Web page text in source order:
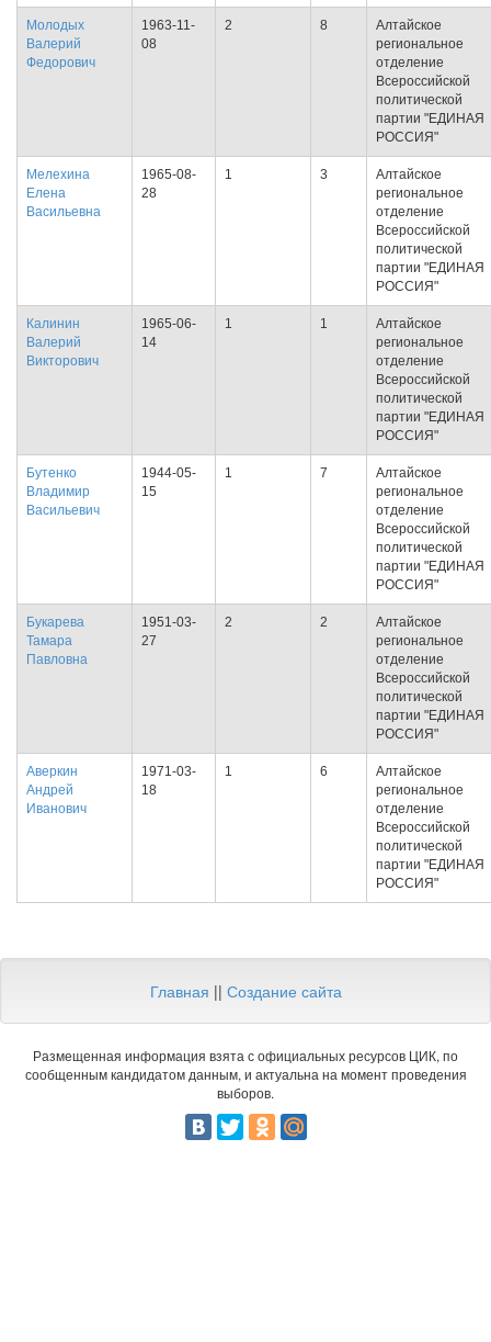
Молодых
Валерий
Федорович
1963-11-
08
2 8
Алтайское
региональное
отделение
Всероссийской
политической
партии "ЕДИНАЯ
РОССИЯ"
Мелехина
Елена
Васильевна
1965-08-
28
1 3
Алтайское
региональное
отделение
Всероссийской
политической
партии "ЕДИНАЯ
РОССИЯ"
Калинин
Валерий
Викторович
1965-06-
14
1 1
Алтайское
региональное
отделение
Всероссийской
политической
партии "ЕДИНАЯ
РОССИЯ"
Бутенко
Владимир
Васильевич
1944-05-
15
1 7
Алтайское
региональное
отделение
Всероссийской
политической
партии "ЕДИНАЯ
РОССИЯ"
Букарева
Тамара
Павловна
1951-03-
27
2 2
Алтайское
региональное
отделение
Всероссийской
политической
партии "ЕДИНАЯ
РОССИЯ"
Аверкин
Андрей
Иванович
1971-03-
18
1 6
Алтайское
региональное
отделение
Всероссийской
политической
партии "ЕДИНАЯ
РОССИЯ"
Главная || Создание сайта
Размещенная информация взята с официальных ресурсов ЦИК, по
сообщенным кандидатом данным, и актуальна на момент проведения
выборов.